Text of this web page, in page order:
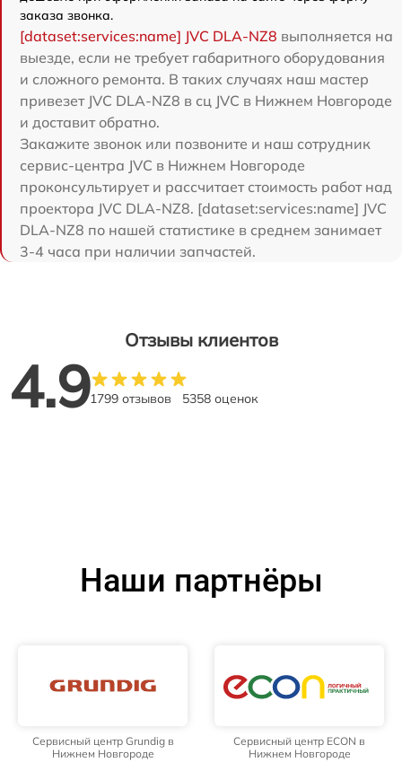
заказа звонка.
[dataset:services:name] JVC DLA-NZ8 выполняется на
выезде, если не требует габаритного оборудования
и сложного ремонта. В таких случаях наш мастер
привезет JVC DLA-NZ8 в сц JVC в Нижнем Новгороде
и доставит обратно.
Закажите звонок или позвоните и наш сотрудник
сервис-центра JVC в Нижнем Новгороде
проконсультирует и рассчитает стоимость работ над
проектора JVC DLA-NZ8. [dataset:services:name] JVC
DLA-NZ8 по нашей статистике в среднем занимает
3-4 часа при наличии запчастей.
Отзывы клиентов
4.91799 отзывов 5358 оценок
Наши партнёры
Сервисный центр Grundig в
Нижнем Новгороде
Сервисный центр ECON в
Нижнем Новгороде